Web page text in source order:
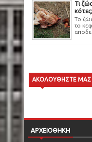
Τι
Το
το
ΑΚΟΛΟΥΘΗΣΤΕ ΜΑΣ
ΑΡΧΕΙΟΘΗΚΗ